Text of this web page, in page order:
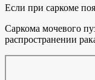
Если при саркоме
Саркома мочевого
распространении